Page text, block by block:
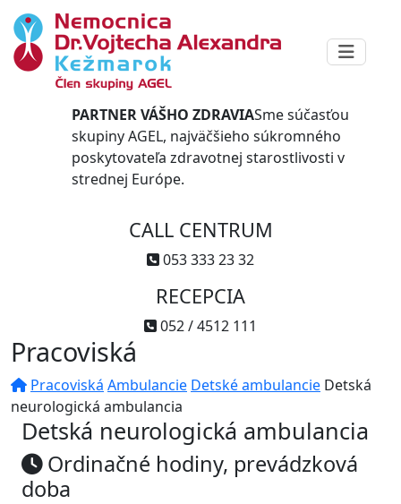
PARTNER VÁŠHO ZDRAVIASme súčasťou
skupiny AGEL, najväčšieho súkromného
poskytovateľa zdravotnej starostlivosti v
strednej Európe.
CALL CENTRUM
053 333 23 32
RECEPCIA
052 / 4512 111
Pracoviská
Pracoviská Ambulancie Detské ambulancie Detská
neurologická ambulancia
Detská neurologická ambulancia
Ordinačné hodiny, prevádzková
doba